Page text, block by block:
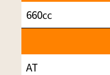
660㏄
AT